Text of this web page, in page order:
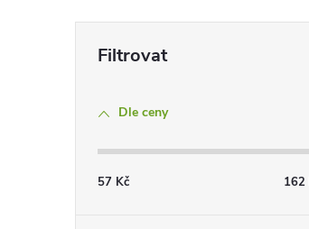
Dle ceny
57 Kč 162